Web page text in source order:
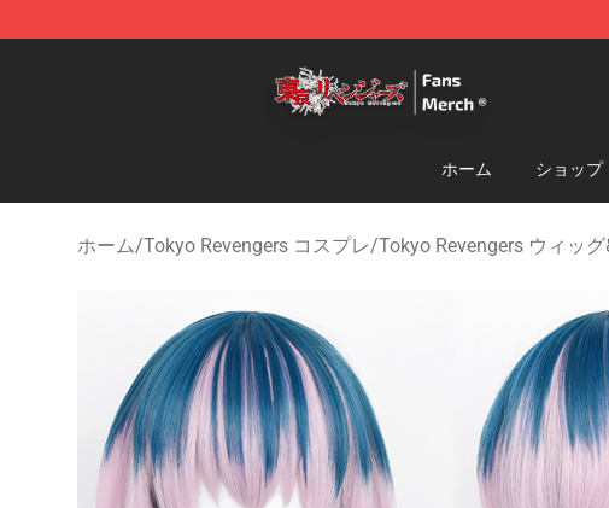
ホーム ショップ
ホーム/Tokyo Revengers コスプレ/Tokyo Revengers ウィッ